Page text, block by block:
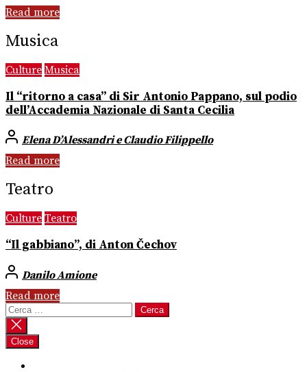
Read more
Musica
Culture Musica
Il “ritorno a casa” di Sir Antonio Pappano, sul podio
dell’Accademia Nazionale di Santa Cecilia
Elena D’Alessandri e Claudio Filippello
Read more
Teatro
Culture Teatro
“Il gabbiano”, di Anton Čechov
Danilo Amione
Read more
Ricerca
per:
Close